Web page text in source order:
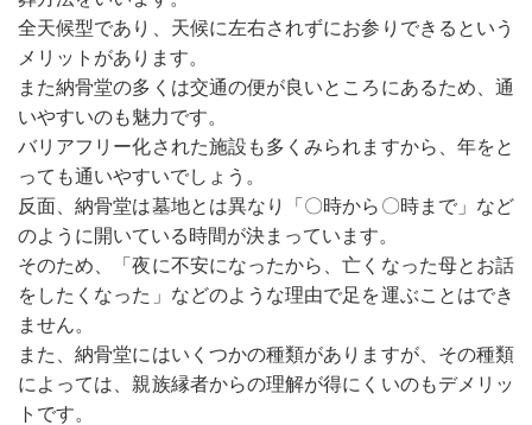
全天候型であり、天候に左右されずにお参りできるという
メリットがあります。
また納骨堂の多くは交通の便が良いところにあるため、通
いやすいのも魅力です。
バリアフリー化された施設も多くみられますから、年をと
っても通いやすいでしょう。
反面、納骨堂は墓地とは異なり「〇時から〇時まで」など
のように開いている時間が決まっています。
そのため、「夜に不安になったから、亡くなった母とお話
をしたくなった」などのような理由で足を運ぶことはでき
ません。
また、納骨堂にはいくつかの種類がありますが、その種類
によっては、親族縁者からの理解が得にくいのもデメリッ
トです。